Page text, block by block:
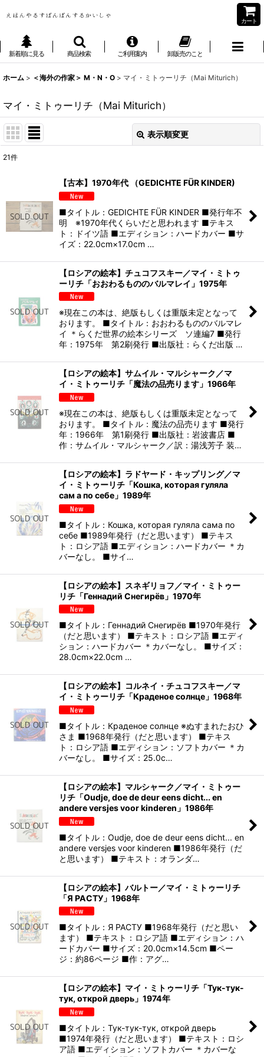
カート
新着順に見る 商品検索 ご利用案内 卸販売のこと
ホーム > ＜海外の作家＞ M・N・O > マイ・ミトゥーリチ（Mai Miturich）
マイ・ミトゥーリチ（Mai Miturich）
表示順変更
並び順:
絞り込む
21件
【古本】1970年代 （GEDICHTE FÜR KINDER)
■タイトル：GEDICHTE FÜR KINDER ■発行年不
明 ※1970年代くらいだと思われます ■テキス
ト：ドイツ語 ■エディション：ハードカバー ■サ
イズ：22.0cm×17.0cm …
【ロシアの絵本】チュコフスキー／マイ・ミトゥ
ーリチ「おおわるもののバルマレイ」1975年
※現在この本は、絶版もしくは重版未定となって
おります。 ■タイトル：おおわるもののバルマレ
イ ＊らくだ世界の絵本シリーズ ソ連編7 ■発行
年：1975年 第2刷発行 ■出版社：らくだ出版 …
【ロシアの絵本】サムイル・マルシャーク／マ
イ・ミトゥーリチ「魔法の品売ります」1966年
※現在この本は、絶版もしくは重版未定となって
おります。 ■タイトル：魔法の品売ります ■発行
年：1966年 第1刷発行 ■出版社：岩波書店 ■
作：サムイル・マルシャーク／訳：湯浅芳子 装…
【ロシアの絵本】ラドヤード・キップリング／マ
イ・ミトゥーリチ「Кошка, которая гуляла
сам а по себе」1989年
■タイトル：Кошка, которая гуляла сама по
себе ■1989年発行（だと思います） ■テキス
ト：ロシア語 ■エディション：ハードカバー ＊カ
バーなし。 ■サイ…
【ロシアの絵本】スネギリョフ／マイ・ミトゥー
リチ「Геннадий Снегирёв」1970年
■タイトル：Геннадий Снегирёв ■1970年発行
（だと思います） ■テキスト：ロシア語 ■エディ
ション：ハードカバー ＊カバーなし。 ■サイズ：
28.0cm×22.0cm …
【ロシアの絵本】コルネイ・チュコフスキー／マ
イ・ミトゥーリチ「Краденое солнце」1968年
■タイトル：Краденое солнце ※ぬすまれたおひ
さま ■1968年発行（だと思います） ■テキス
ト：ロシア語 ■エディション：ソフトカバー ＊カ
バーなし。 ■サイズ：25.0c…
【ロシアの絵本】マルシャーク／マイ・ミトゥー
リチ「Oudje, doe de deur eens dicht... en
andere versjes voor kinderen」1986年
■タイトル：Oudje, doe de deur eens dicht... en
andere versjes voor kinderen ■1986年発行（だ
と思います） ■テキスト：オランダ…
【ロシアの絵本】バルトー／マイ・ミトゥーリチ
「Я РАСТУ」1968年
■タイトル：Я РАСТУ ■1968年発行（だと思い
ます） ■テキスト：ロシア語 ■エディション：ハ
ードカバー ■サイズ：20.0cm×14.5cm ■ペー
ジ：約86ページ ■作：アグ…
【ロシアの絵本】マイ・ミトゥーリチ「Тук-тук-
тук, открой дверь」1974年
■タイトル：Тук-тук-тук, открой дверь
■1974年発行（だと思います） ■テキスト：ロシ
ア語 ■エディション：ソフトカバー ＊カバーな